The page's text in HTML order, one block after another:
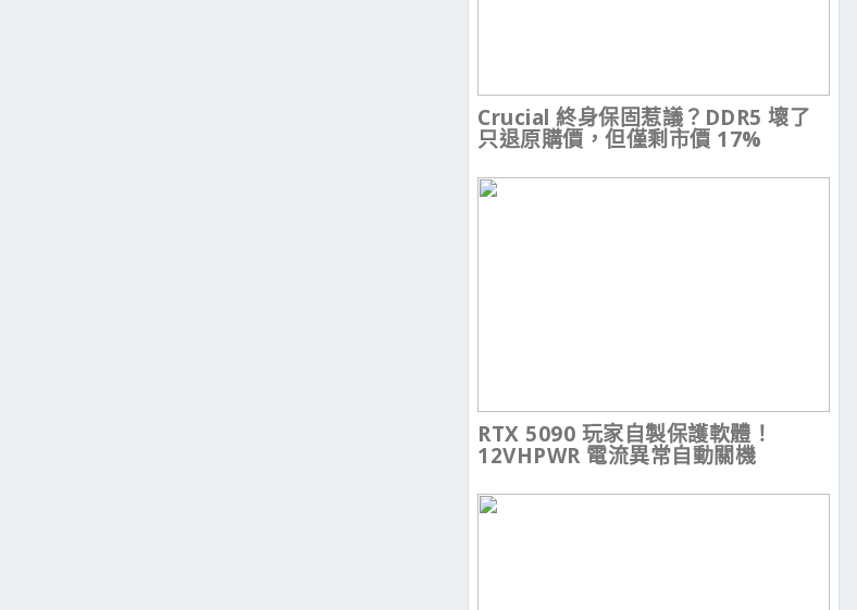
Crucial 終身保固惹議？DDR5 壞了
只退原購價，但僅剩市價 17%
RTX 5090 玩家自製保護軟體！
12VHPWR 電流異常自動關機